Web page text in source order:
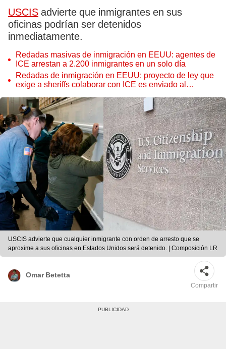
USCIS advierte que inmigrantes en sus
oficinas podrían ser detenidos
inmediatamente.
Redadas masivas de inmigración en EEUU: agentes de
ICE arrestan a 2.200 inmigrantes en un solo día
Redadas de inmigración en EEUU: proyecto de ley que
exige a sheriffs colaborar con ICE es enviado al
USCIS advierte que cualquier inmigrante con orden de arresto que se
aproxime a sus oficinas en Estados Unidos será detenido. | Composición LR
Omar Betetta
Compartir